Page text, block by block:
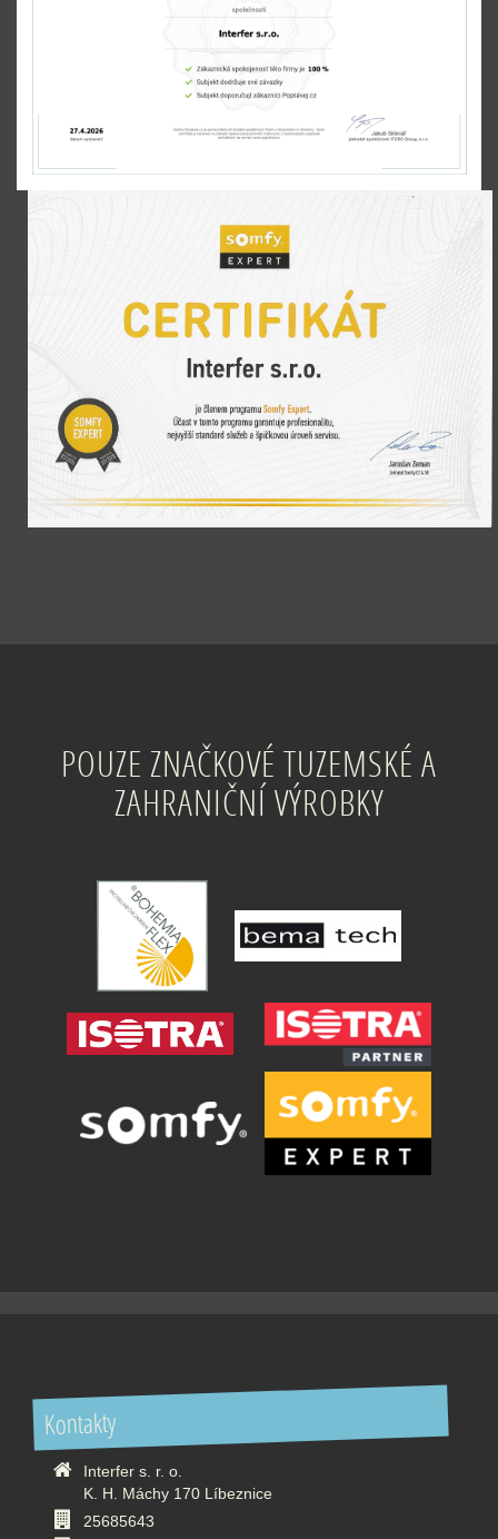
POUZE ZNAČKOVÉ TUZEMSKÉ A
ZAHRANIČNÍ VÝROBKY
Kontakty
Interfer s. r. o.
K. H. Máchy 170 Líbeznice
25685643